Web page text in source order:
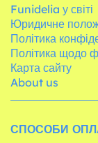
Funidelia у світі
Юридичне
Політика
Політика щодо
Карта сайту
About us
СПОСОБИ